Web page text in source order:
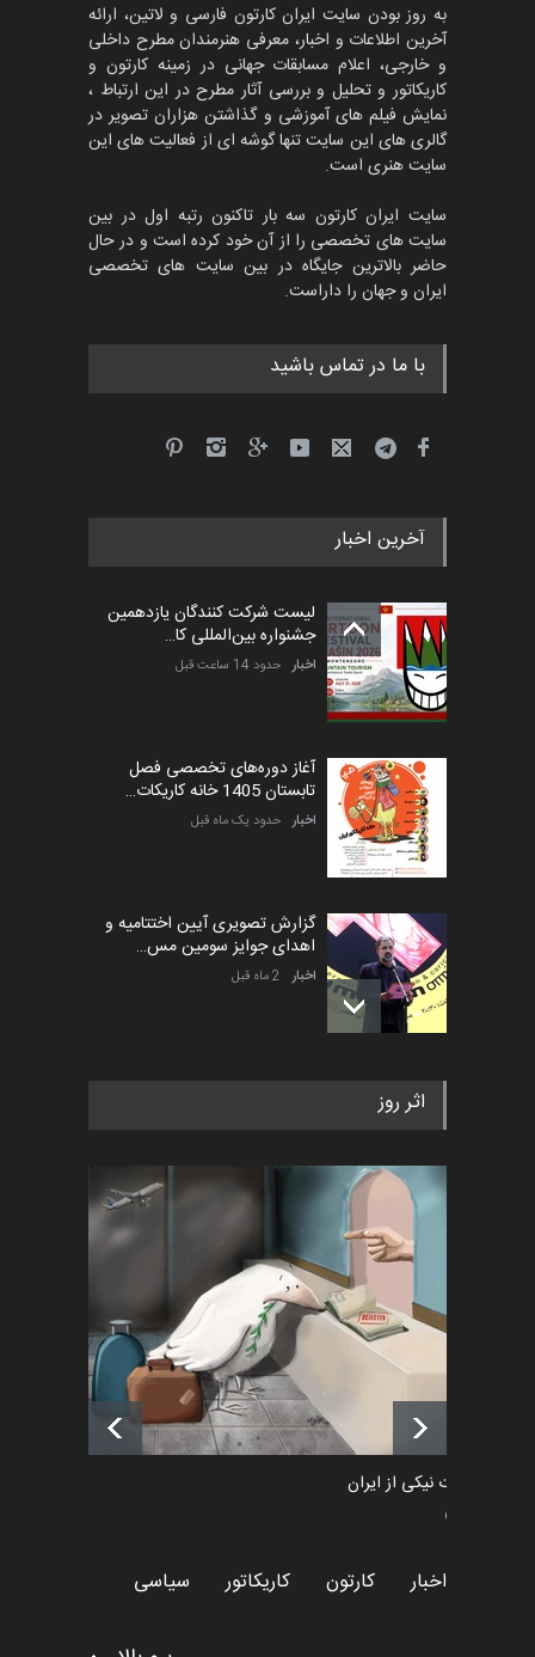
به روز بودن سایت ایران کارتون فارسی و لاتین، ارائه
آخرین اطلاعات و اخبار، معرفی هنرمندان مطرح داخلی
و خارجی، اعلام مسابقات جهانی در زمینه کارتون و
کاریکاتور و تحلیل و بررسی آثار مطرح در این ارتباط ،
نمایش فیلم های آموزشی و گذاشتن هزاران تصویر در
گالری های این سایت تنها گوشه ای از فعالیت های این
سایت هنری است.
سایت ایران کارتون سه بار تاکنون رتبه اول در بین
سایت های تخصصی را از آن خود کرده است و در حال
حاضر بالاترین جایگاه در بین سایت های تخصصی
ایران و جهان را داراست.
با ما در تماس باشید
آخرین اخبار
لیست شرکت کنندگان یازدهمین
جشنواره بین‌المللی کا…
اخبار حدود 14 ساعت قبل
آغاز دوره‌های تخصصی فصل
تابستان 1405 خانه کاریکات…
اخبار حدود یک ماه قبل
گزارش تصویری آیین اختتامیه و
اهدای جوایز سومین مس…
اخبار 2 ماه قبل
به یاد اردوغان باشول (۱۹۳۶–
اخبار 2 ماه قبل
رویداد کارگاهی کارتون و پوستر
«ایران سربلند» به ا…
اخبار 6 ماه قبل
فراخوان رویداد کارگاهی کارتون و
پوستر "ایران سربل…
اخبار 6 ماه قبل
اثر روز
طراوت نیکی از ایران
سیاسی
اخبار کارتون کاریکاتور سیاسی